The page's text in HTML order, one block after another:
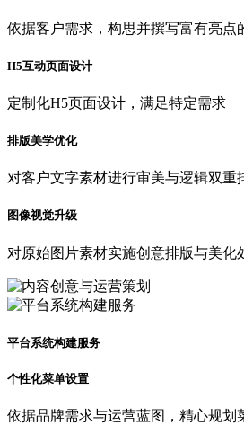
依据客户需求，构思并撰写富有亮点
H5互动页面设计
定制化H5页面设计，满足特定需求
排版美学优化
对客户文字素材进行审美与逻辑双重
图像视觉升级
对原始图片素材实施创意排版与美化
平台系统构建服务
个性化菜单设置
依据品牌需求与运营蓝图，精心规划